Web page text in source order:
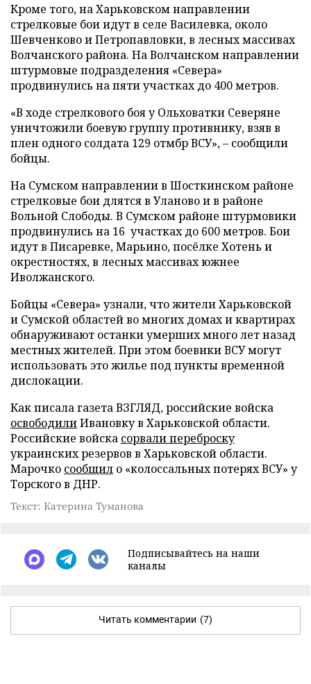
Кроме того, на Харьковском направлении
стрелковые бои идут в селе Василевка, около
Шевченково и Петропавловки, в лесных массивах
Волчанского района. На Волчанском направлении
штурмовые подразделения «Севера»
продвинулись на пяти участках до 400 метров.
«В ходе стрелкового боя у Ольховатки Северяне
уничтожили боевую группу противнику, взяв в
плен одного солдата 129 отмбр ВСУ», – сообщили
бойцы.
На Сумском направлении в Шосткинском районе
стрелковые бои длятся в Уланово и в районе
Вольной Слободы. В Сумском районе штурмовики
продвинулись на 16 участках до 600 метров. Бои
идут в Писаревке, Марьино, посёлке Хотень и
окрестностях, в лесных массивах южнее
Иволжанского.
Бойцы «Севера» узнали, что жители Харьковской
и Сумской областей во многих домах и квартирах
обнаруживают останки умерших много лет назад
местных жителей. При этом боевики ВСУ могут
использовать это жилье под пункты временной
дислокации.
Как писала газета ВЗГЛЯД, российские войска
освободилиИвановку в Харьковской области.
Российские войска сорвали переброску
украинских резервов в Харьковской области.
Марочко сообщил о «колоссальных потерях ВСУ» у
Торского в ДНР.
Текст: Катерина Туманова
Подписывайтесь на наши
каналы
Читать комментарии (7)